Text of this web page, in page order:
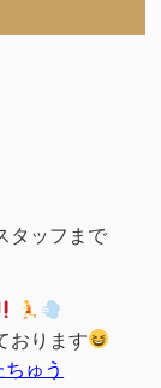
タッフまで
おります
ゅう